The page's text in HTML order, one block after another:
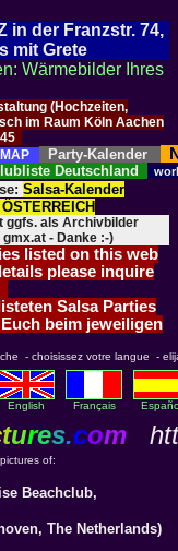
in der Franzstr. 74,
mit Grete
Wärmebilder Ihres
(Hochzeiten,
im Raum Köln Aachen
MAP
Party-Kalender
Deutschland
Salsa-Kalender
ggfs. als Archivbilder
- Danke :-)
listed on this web
please inquire
Salsa Parties
beim jeweiligen
- choisissez votre langue -
English Français
tures.com
of:
Beachclub,
The Netherlands)